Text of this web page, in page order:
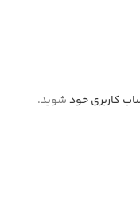
کاربری خودشوید.